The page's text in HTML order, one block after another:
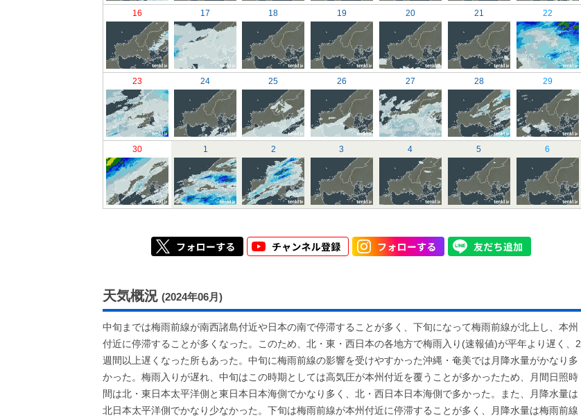
16 17 18 19 20 21 22
23 24 25 26 27 28 29
30 1 2 3 4 5 6
天気概況 (2024年06月)
中旬までは梅雨前線が南西諸島付近や日本の南で停滞することが多く、下旬になって梅雨前線が北上し、本州
付近に停滞することが多くなった。このため、北・東・西日本の各地方で梅雨入り(速報値)が平年より遅く、2
週間以上遅くなった所もあった。中旬に梅雨前線の影響を受けやすかった沖縄・奄美では月降水量がかなり多
かった。梅雨入りが遅れ、中旬はこの時期としては高気圧が本州付近を覆うことが多かったため、月間日照時
間は北・東日本太平洋側と東日本日本海側でかなり多く、北・西日本日本海側で多かった。また、月降水量は
北日本太平洋側でかなり少なかった。下旬は梅雨前線が本州付近に停滞することが多く、月降水量は梅雨前線